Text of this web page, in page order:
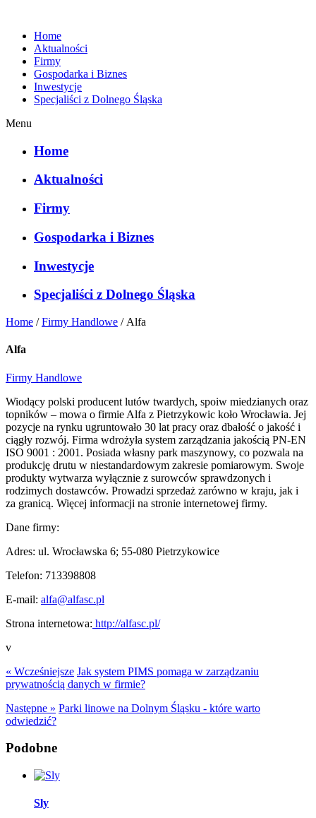
Home
Aktualności
Firmy
Gospodarka i Biznes
Inwestycje
Specjaliści z Dolnego Śląska
Menu
Home
Aktualności
Firmy
Gospodarka i Biznes
Inwestycje
Specjaliści z Dolnego Śląska
Home /Firmy Handlowe / Alfa
Alfa
Firmy Handlowe
Wiodący polski producent lutów twardych, spoiw miedzianych oraz
topników – mowa o firmie Alfa z Pietrzykowic koło Wrocławia. Jej
pozycje na rynku ugruntowało 30 lat pracy oraz dbałość o jakość i
ciągły rozwój. Firma wdrożyła system zarządzania jakością PN-EN
ISO 9001 : 2001. Posiada własny park maszynowy, co pozwala na
produkcję drutu w niestandardowym zakresie pomiarowym. Swoje
produkty wytwarza wyłącznie z surowców sprawdzonych i
rodzimych dostawców. Prowadzi sprzedaż zarówno w kraju, jak i
za granicą. Więcej informacji na stronie internetowej firmy.
Dane firmy:
Adres: ul. Wrocławska 6; 55-080 Pietrzykowice
Telefon: 713398808
E-mail: alfa@alfasc.pl
Strona internetowa: http://alfasc.pl/
v
« Wcześniejsze Jak system PIMS pomaga w zarządzaniu
prywatnością danych w firmie?
Następne » Parki linowe na Dolnym Śląsku - które warto
odwiedzić?
Podobne
Sly